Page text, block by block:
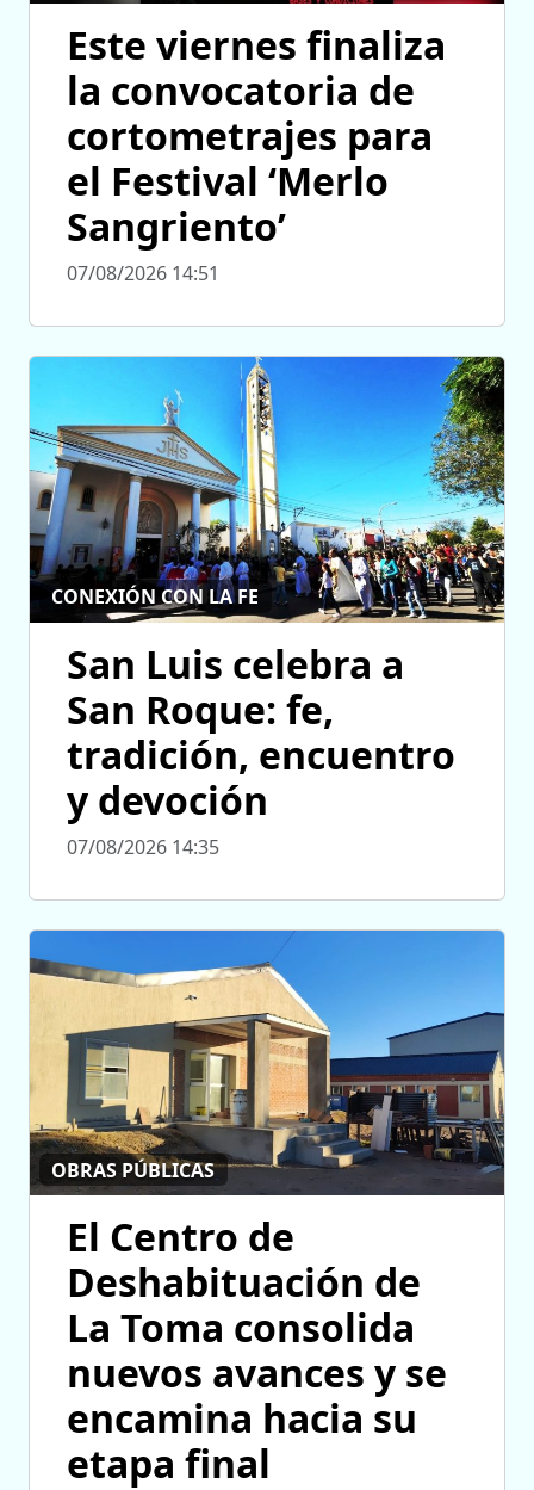
Este viernes finaliza
la convocatoria de
cortometrajes para
el Festival ‘Merlo
Sangriento’
07/08/2026 14:51
CONEXIÓN CON LA FE
San Luis celebra a
San Roque: fe,
tradición, encuentro
y devoción
07/08/2026 14:35
OBRAS PÚBLICAS
El Centro de
Deshabituación de
La Toma consolida
nuevos avances y se
encamina hacia su
etapa final